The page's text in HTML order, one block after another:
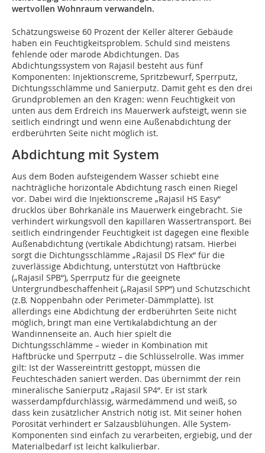
wertvollen Wohnraum verwandeln.
Schätzungsweise 60 Prozent der Keller älterer Gebäude
haben ein Feuchtigkeitsproblem. Schuld sind meistens
fehlende oder marode Abdichtungen. Das
Abdichtungssystem von Rajasil besteht aus fünf
Komponenten: Injektionscreme, Spritzbewurf, Sperrputz,
Dichtungsschlämme und Sanierputz. Damit geht es den drei
Grundproblemen an den Kragen: wenn Feuchtigkeit von
unten aus dem Erdreich ins Mauerwerk aufsteigt, wenn sie
seitlich eindringt und wenn eine Außenabdichtung der
erdberührten Seite nicht möglich ist.
Abdichtung mit System
Aus dem Boden aufsteigendem Wasser schiebt eine
nachträgliche horizontale Abdichtung rasch einen Riegel
vor. Dabei wird die Injektionscreme „Rajasil HS Easy“
drucklos über Bohrkanäle ins Mauerwerk eingebracht. Sie
verhindert wirkungsvoll den kapillaren Wassertransport. Bei
seitlich eindringender Feuchtigkeit ist dagegen eine flexible
Außenabdichtung (vertikale Abdichtung) ratsam. Hierbei
sorgt die Dichtungsschlämme „Rajasil DS Flex“ für die
zuverlässige Abdichtung, unterstützt von Haftbrücke
(„Rajasil SPB“), Sperrputz für die geeignete
Untergrundbeschaffenheit („Rajasil SPP“) und Schutzschicht
(z.B. Noppenbahn oder Perimeter-Dämmplatte). Ist
allerdings eine Abdichtung der erdberührten Seite nicht
möglich, bringt man eine Vertikalabdichtung an der
Wandinnenseite an. Auch hier spielt die
Dichtungsschlämme – wieder in Kombination mit
Haftbrücke und Sperrputz – die Schlüsselrolle. Was immer
gilt: Ist der Wassereintritt gestoppt, müssen die
Feuchteschäden saniert werden. Das übernimmt der rein
mineralische Sanierputz „Rajasil SP4“. Er ist stark
wasserdampfdurchlässig, wärmedämmend und weiß, so
dass kein zusätzlicher Anstrich nötig ist. Mit seiner hohen
Porosität verhindert er Salzausblühungen. Alle System-
Komponenten sind einfach zu verarbeiten, ergiebig, und der
Materialbedarf ist leicht kalkulierbar.